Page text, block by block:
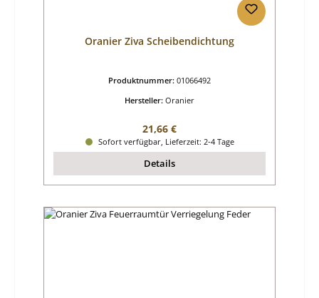
Oranier Ziva Scheibendichtung
Produktnummer: 01066492
Hersteller: Oranier
Regulärer Preis:
21,66 €
Sofort verfügbar, Lieferzeit: 2-4 Tage
Details